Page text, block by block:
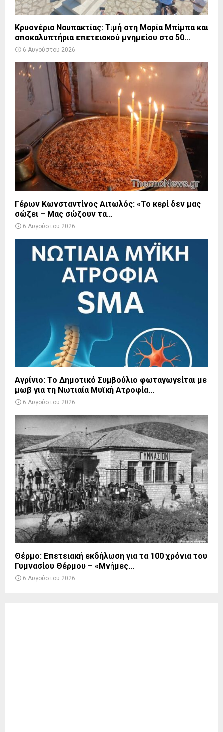
Κρυονέρια Ναυπακτίας: Τιμή στη Μαρία Μπίμπα και
αποκαλυπτήρια επετειακού μνημείου στα 50...
6 Αυγούστου 2026
Γέρων Κωνσταντίνος Αιτωλός: «Το κερί δεν μας
σώζει – Μας σώζουν τα...
6 Αυγούστου 2026
Αγρίνιο: Το Δημοτικό Συμβούλιο φωταγωγείται με
μωβ για τη Νωτιαία Μυϊκή Ατροφία...
6 Αυγούστου 2026
Θέρμο: Επετειακή εκδήλωση για τα 100 χρόνια του
Γυμνασίου Θέρμου – «Μνήμες...
6 Αυγούστου 2026